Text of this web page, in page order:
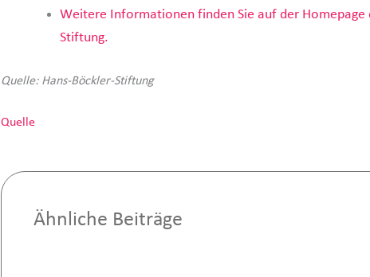
Weitere Informationen finden Sie auf der Homepage
Stiftung.
Quelle: Hans-Böckler-Stiftung
Quelle
Ähnliche Beiträge